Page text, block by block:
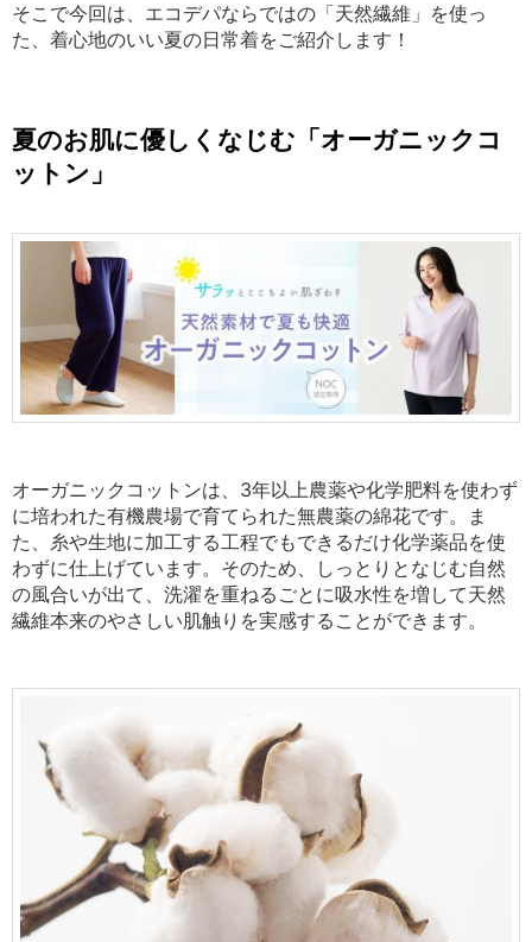
そこで今回は、エコデパならではの「天然繊維」を使っ
た、着心地のいい夏の日常着をご紹介します！
夏のお肌に優しくなじむ「オーガニックコ
ットン」
オーガニックコットンは、3年以上農薬や化学肥料を使わず
に培われた有機農場で育てられた無農薬の綿花です。ま
た、糸や生地に加工する工程でもできるだけ化学薬品を使
わずに仕上げています。 そのため、しっとりとなじむ自然
の風合いが出て、洗濯を重ねるごとに吸水性を増して天然
繊維本来のやさしい肌触りを実感することができます。